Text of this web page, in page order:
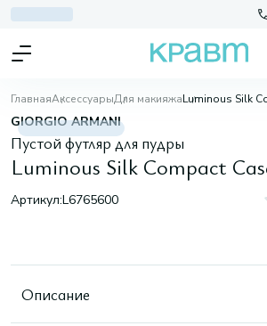
ГлавнаяАксессуарыДля макияжаLuminous Silk
GIORGIO ARMANI
Пустой футляр для пудры
Luminous Silk Compact
Артикул:L6765600
Описание